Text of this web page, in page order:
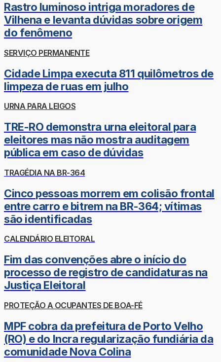
Rastro luminoso intriga moradores de
Vilhena e levanta dúvidas sobre origem
do fenômeno
SERVIÇO PERMANENTE
Cidade Limpa executa 811 quilômetros de
limpeza de ruas em julho
URNA PARA LEIGOS
TRE-RO demonstra urna eleitoral para
eleitores mas não mostra auditagem
pública em caso de dúvidas
TRAGÉDIA NA BR-364
Cinco pessoas morrem em colisão frontal
entre carro e bitrem na BR-364; vítimas
são identificadas
CALENDÁRIO ELEITORAL
Fim das convenções abre o início do
processo de registro de candidaturas na
Justiça Eleitoral
PROTEÇÃO A OCUPANTES DE BOA-FÉ
MPF cobra da prefeitura de Porto Velho
(RO) e do Incra regularização fundiária da
comunidade Nova Colina